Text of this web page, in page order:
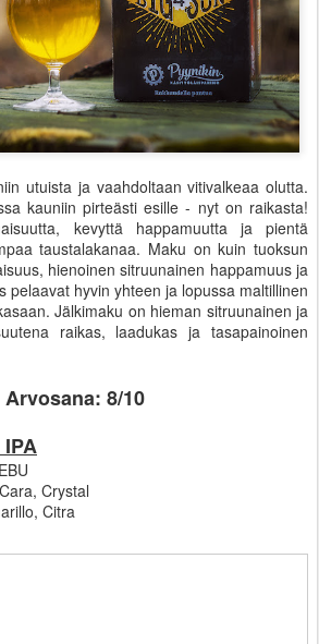
utuista ja vaahdoltaan vitivalkeaa olutta.
kauniin pirteästi esille - nyt on raikasta!
kevyttä happamuutta ja pientä
taustalakanaa. Maku on kuin tuoksun
hienoinen sitruunainen happamuus ja
pelaavat hyvin yhteen ja lopussa maltillinen
Jälkimaku on hieman sitruunainen ja
raikas, laadukas ja tasapainoinen
Arvosana: 8/10
Crystal
Citra